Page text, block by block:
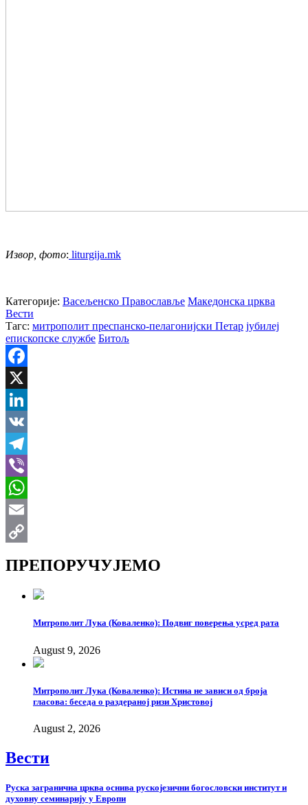
Извор, фото: liturgija.mk
Категорије: Васељенско Православље Македонска црква
Вести
Тагс: митрополит преспанско-пелагонијски Петар јубилеј
епископске службе Битољ
Facebook
X
LinkedIn
VK
Telegram
Viber
WhatsApp
Email
ПРЕПОРУЧУЈЕМО
Митрополит Лука (Коваленко): Подвиг поверења усред рата
August 9, 2026
Митрополит Лука (Коваленко): Истина не зависи од броја
гласова: беседа о раздераној ризи Христовој
August 2, 2026
Вести
Руска загранична црква оснива рускојезични богословски институт и
духовну семинарију у Европи